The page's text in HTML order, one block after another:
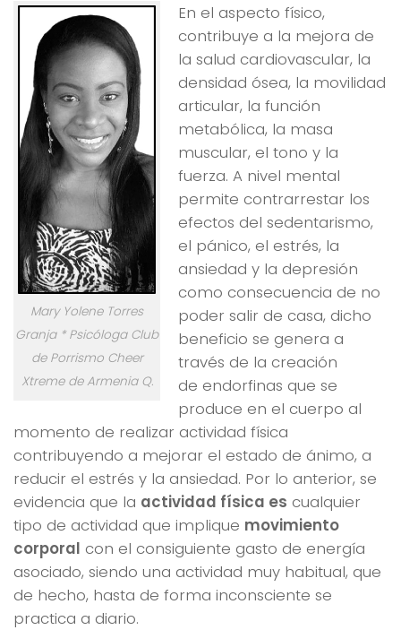
Mary Yolene Torres
Granja * Psicóloga Club
de Porrismo Cheer
Xtreme de Armenia Q.
En el aspecto físico,
contribuye a la mejora de
la salud cardiovascular, la
densidad ósea, la movilidad
articular, la función
metabólica, la masa
muscular, el tono y la
fuerza. A nivel mental
permite contrarrestar los
efectos del sedentarismo,
el pánico, el estrés, la
ansiedad y la depresión
como consecuencia de no
poder salir de casa, dicho
beneficio se genera a
través de la creación
de endorfinas que se
produce en el cuerpo al
momento de realizar actividad física
contribuyendo a mejorar el estado de ánimo, a
reducir el estrés y la ansiedad. Por lo anterior, se
evidencia que la actividad física es cualquier
tipo de actividad que implique movimiento
corporal con el consiguiente gasto de energía
asociado, siendo una actividad muy habitual, que
de hecho, hasta de forma inconsciente se
practica a diario.